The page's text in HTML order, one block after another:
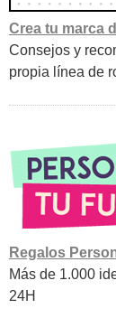
Crea tu marca
Consejos y
propia línea de
Regalos
Más de 1.000
24H